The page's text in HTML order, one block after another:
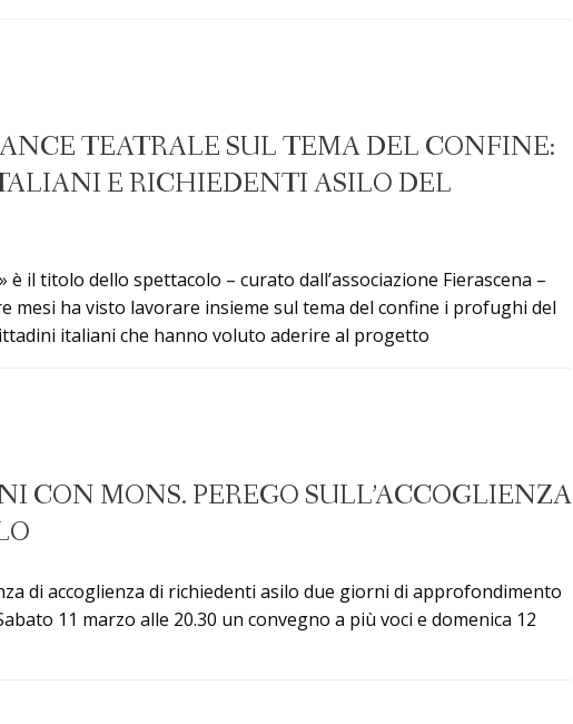
TEATRALE SUL TEMA DEL CONFINE:
E RICHIEDENTI ASILO DEL
il titolo dello spettacolo – curato dall’associazione Fierascena –
mesi ha visto lavorare insieme sul tema del confine i profughi del
italiani che hanno voluto aderire al progetto
CON MONS. PEREGO SULL’ACCOGLIENZA
di accoglienza di richiedenti asilo due giorni di approfondimento
11 marzo alle 20.30 un convegno a più voci e domenica 12